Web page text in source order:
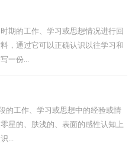
期的工作、学习或思想情况进行回
，通过它可以正确认识以往学习和
一份...
的工作、学习或思想中的经验或情
星的、肤浅的、表面的感性认知上
...